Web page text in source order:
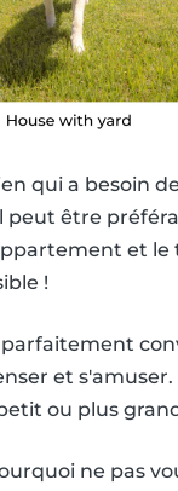
qui a besoin
peut être
et
!
et
ou plus
ne pas